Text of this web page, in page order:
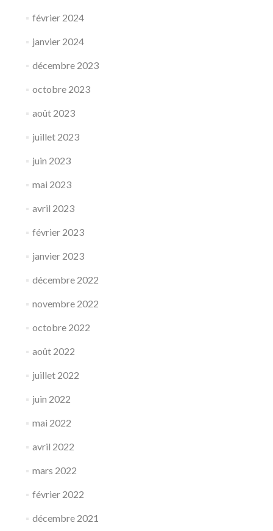
février 2024
janvier 2024
décembre 2023
octobre 2023
août 2023
juillet 2023
juin 2023
mai 2023
avril 2023
février 2023
janvier 2023
décembre 2022
novembre 2022
octobre 2022
août 2022
juillet 2022
juin 2022
mai 2022
avril 2022
mars 2022
février 2022
décembre 2021